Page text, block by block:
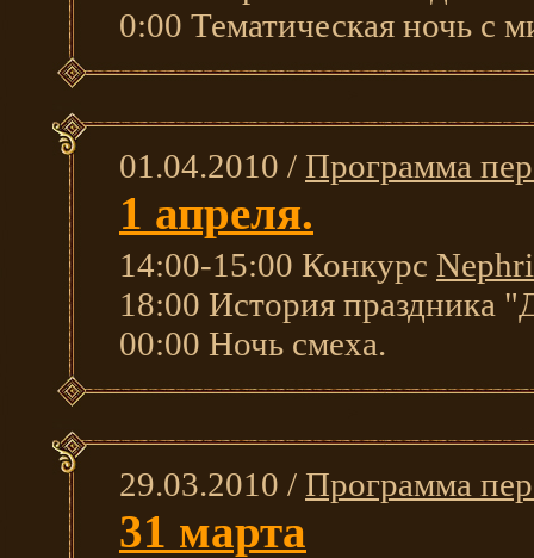
0:00 Тематическая ночь с
01.04.2010 / Программа
1 апреля.
14:00-15:00 Конкурс
18:00 История праздника
00:00 Ночь смеха.
29.03.2010 / Программа
31 марта